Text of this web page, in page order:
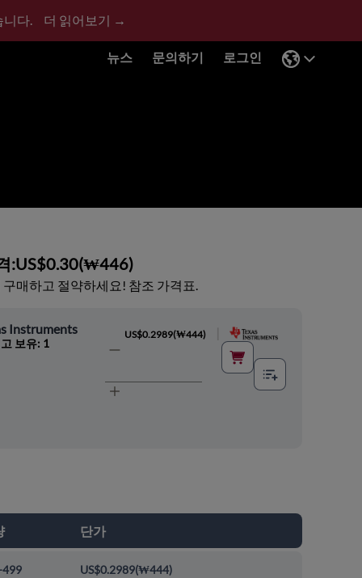
니다. 더 읽어보기 →
뉴스 문의하기 로그인
:US$0.30(₩446)
구매하고 절약하세요! 참조 가격표.
Instruments
보유: 1
US$0.2989(₩444)
단가
499 US$0.2989(₩444)